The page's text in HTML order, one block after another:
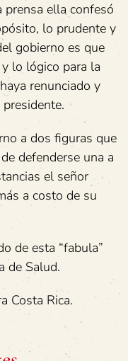
ella confesó
lo prudente y
gobierno es que
lo lógico para la
renunciado y
a dos figuras que
defenderse una a
el señor
a costo de su
de esta “fabula”
de Salud.
Costa Rica.